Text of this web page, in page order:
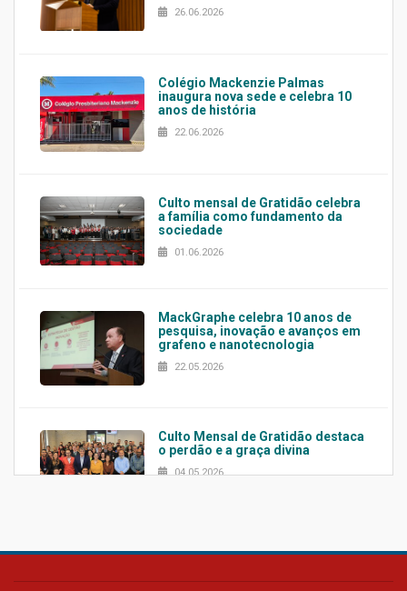
26.06.2026
Colégio Mackenzie Palmas
inaugura nova sede e celebra 10
anos de história
22.06.2026
Culto mensal de Gratidão celebra
a família como fundamento da
sociedade
01.06.2026
MackGraphe celebra 10 anos de
pesquisa, inovação e avanços em
grafeno e nanotecnologia
22.05.2026
Culto Mensal de Gratidão destaca
o perdão e a graça divina
04.05.2026
Confira como foi o culto mensal